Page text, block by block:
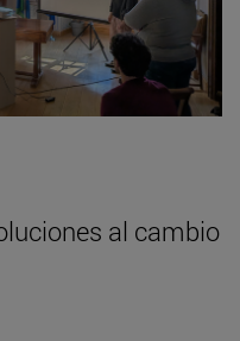
al cambio